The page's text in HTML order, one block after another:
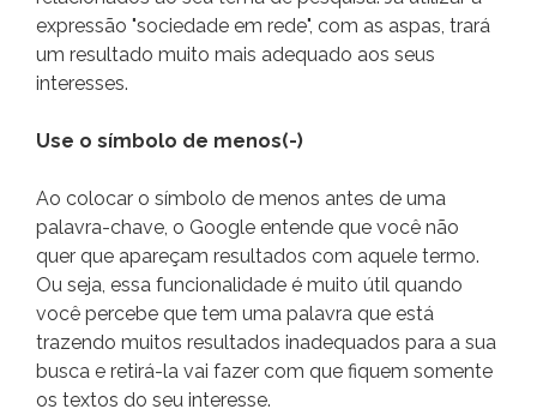
expressão "sociedade em rede", com as aspas, trará
um resultado muito mais adequado aos seus
interesses.
Use o símbolo de menos(-)
Ao colocar o símbolo de menos antes de uma
palavra-chave, o Google entende que você não
quer que apareçam resultados com aquele termo.
Ou seja, essa funcionalidade é muito útil quando
você percebe que tem uma palavra que está
trazendo muitos resultados inadequados para a sua
busca e retirá-la vai fazer com que fiquem somente
os textos do seu interesse.